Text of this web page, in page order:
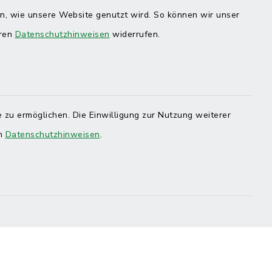
wie unsere Website genutzt wird. So können wir unser
Datenschutzhinweisen widerrufen.
ermöglichen. Die Einwilligung zur Nutzung weiterer
Datenschutzhinweisen.